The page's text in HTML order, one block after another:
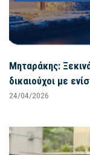
Μηταράκης:
δικαιούχοι με
24/04/2026